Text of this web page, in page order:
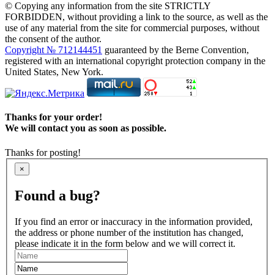
© Copying any information from the site STRICTLY
FORBIDDEN, without providing a link to the source, as well as the
use of any material from the site for commercial purposes, without
the consent of the author.
Copyright № 712144451 guaranteed by the Berne Convention,
registered with an international copyright protection company in the
United States, New York.
Thanks for your order!
We will contact you as soon as possible.
Thanks for posting!
×
Found a bug?
If you find an error or inaccuracy in the information provided,
the address or phone number of the institution has changed,
please indicate it in the form below and we will correct it.